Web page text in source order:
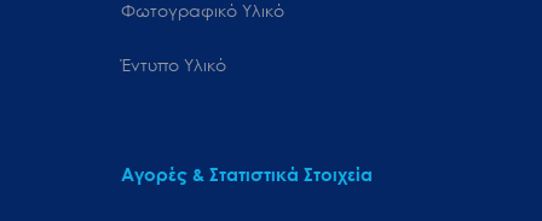
Φωτογραφικό Υλικό
Έντυπο Υλικό
Αγορές & Στατιστικά Στοιχεία